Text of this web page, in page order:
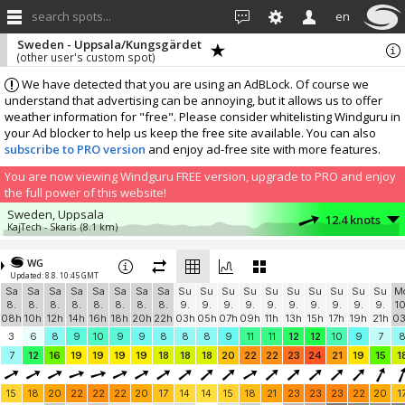
search spots... en
We have detected that you are using an AdBLock. Of course we
understand that advertising can be annoying, but it allows us to offer
weather information for "free". Please consider whitelisting Windguru in
your Ad blocker to help us keep the free site available. You can also
subscribe to PRO version and enjoy ad-free site with more features.
You are now viewing Windguru FREE version, upgrade to PRO and enjoy
the full power of this website!
Sweden - Uppsala/Kungsgärdet
(other user's custom spot)
Sweden, Uppsala
KajTech - Skaris (8.1 km) 12.4 knots
SE Ziteks Udde
SE Ziteks Udde (43.1 km)
Add your station...
WG
Updated: 8.8. 10:45 GMT
Sa
8.
08h
Sa
8.
10h
Sa
8.
12h
Sa
8.
14h
Sa
8.
16h
Sa
8.
18h
Sa
8.
20h
Sa
8.
22h
Su
9.
03h
Su
9.
05h
Su
9.
07h
Su
9.
09h
Su
9.
11h
Su
9.
13h
Su
9.
15h
Su
9.
17h
Su
9.
19h
Su
9.
21h
3
6 8 9 10 9 9 8 8 8 9 11 11 12 12 10 9 7
8
7
12 16 19 19 19 19 18 18 18 20 22 22 23 24 21 19 15
15 18 20 22 22 22 20 17 14 14 15 18 21 23 23 23 22 20